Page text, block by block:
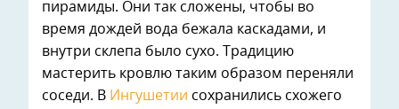
пирамиды. Они так сложены, чтобы во
время дождей вода бежала каскадами, и
внутри склепа было сухо. Традицию
мастерить кровлю таким образом переняли
соседи. В Ингушетии сохранились схожего